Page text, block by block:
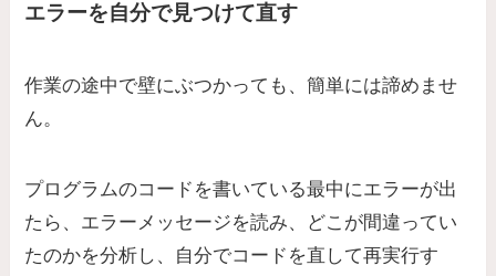
エラーを自分で見つけて直す
作業の途中で壁にぶつかっても、簡単には諦めませ
ん。
プログラムのコードを書いている最中にエラーが出
たら、エラーメッセージを読み、どこが間違ってい
たのかを分析し、自分でコードを直して再実行す